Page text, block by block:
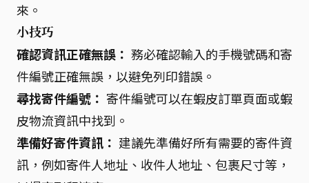
來。
小技巧
確認資訊正確無誤： 務必確認輸入的手機號碼和寄
件編號正確無誤，以避免列印錯誤。
尋找寄件編號： 寄件編號可以在蝦皮訂單頁面或蝦
皮物流資訊中找到。
準備好寄件資訊： 建議先準備好所有需要的寄件資
訊，例如寄件人地址、收件人地址、包裹尺寸等，